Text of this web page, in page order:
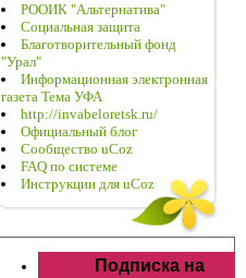
РООИК "Альтернатива"
Социальная защита
Благотворительный фонд
"Урал"
Информационная электронная
газета Тема УФА
http://invabeloretsk.ru/
Официальный блог
Сообщество uCoz
FAQ по системе
Инструкции для uCoz
Подписка на